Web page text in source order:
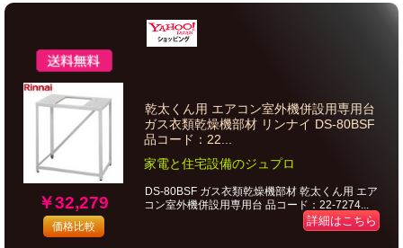
￥32,279
価格比較
乾太くん用 エアコン室外機併設用専用台
ガス衣類乾燥機部材 リンナイ DS-80BSF
品コード：22...
家電と住宅設備のジュプロ
DS-80BSF ガス衣類乾燥機部材 乾太くん用 エア
コン室外機併設用専用台 品コード：22-7274...
詳細はこちら